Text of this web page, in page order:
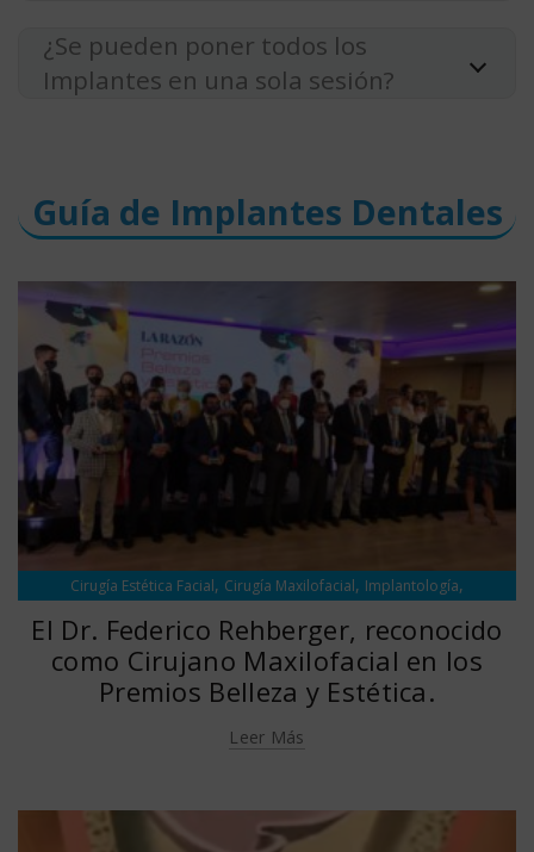
¿Se pueden poner todos los
Implantes en una sola sesión?
Guía de Implantes Dentales
Cirugía Estética Facial, Cirugía Maxilofacial, Implantología,
El Dr. Federico Rehberger, reconocido
como Cirujano Maxilofacial en los
Premios Belleza y Estética.
Leer Más